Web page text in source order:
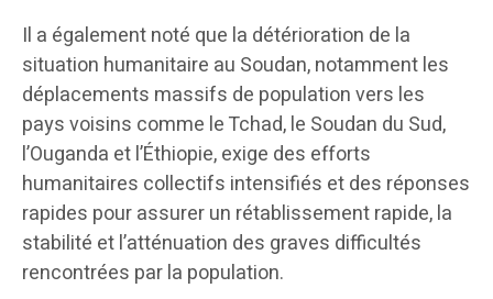
Il a également noté que la détérioration de la
situation humanitaire au Soudan, notamment les
déplacements massifs de population vers les
pays voisins comme le Tchad, le Soudan du Sud,
l’Ouganda et l’Éthiopie, exige des efforts
humanitaires collectifs intensifiés et des réponses
rapides pour assurer un rétablissement rapide, la
stabilité et l’atténuation des graves difficultés
rencontrées par la population.